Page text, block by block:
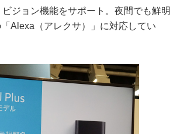
ジョン機能をサポート。夜間でも鮮明
Alexa（アレクサ）」に対応してい